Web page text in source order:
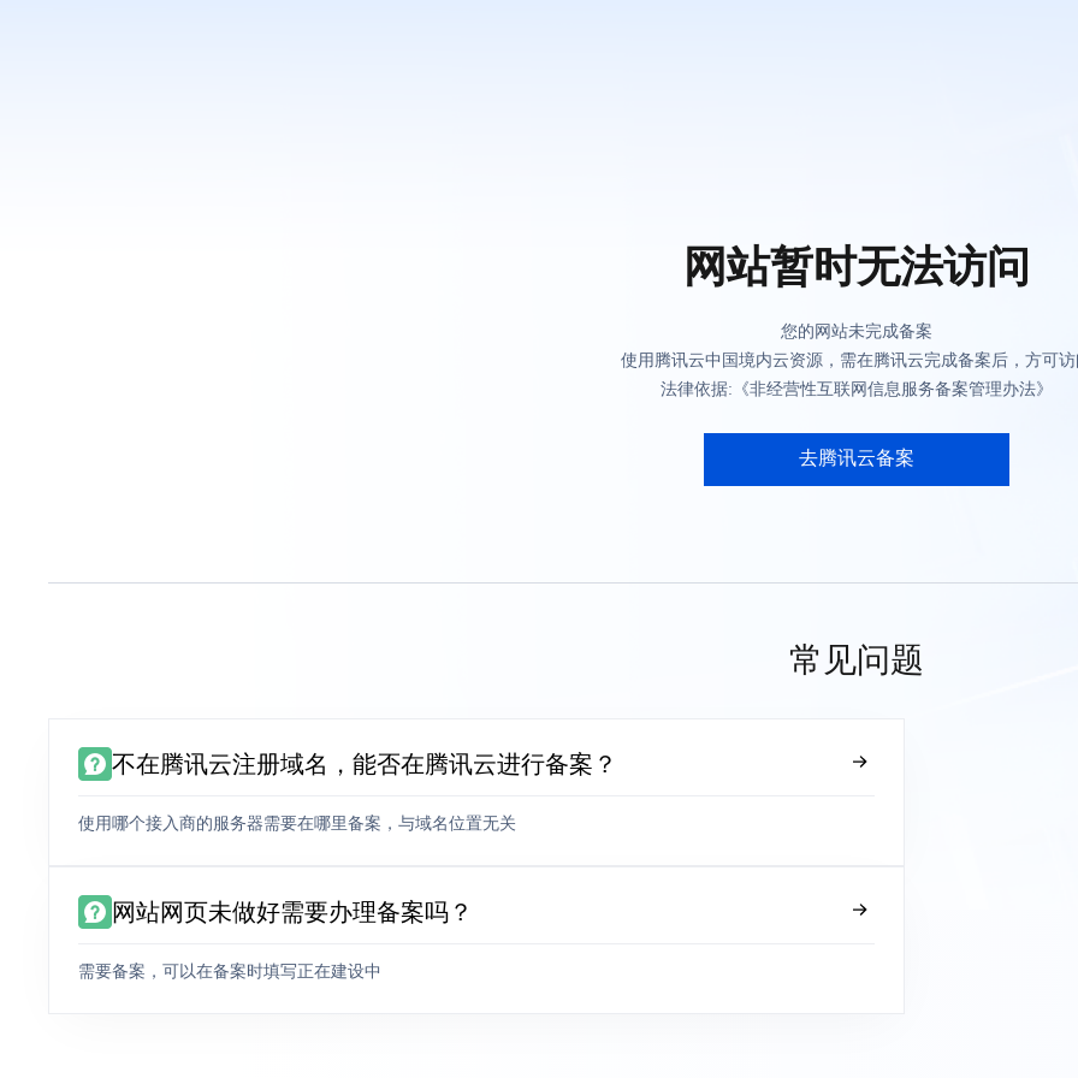
网站暂时无法访问
您的网站未完成备案
使用腾讯云中国境内云资源，需在腾讯云完成备案后，方可
法律依据:《非经营性互联网信息服务备案管理办法》
去腾讯云备案
常见问题
不在腾讯云注册域名，能否在腾讯云进行备案？
使用哪个接入商的服务器需要在哪里备案，与域名位置无关
网站网页未做好需要办理备案吗？
需要备案，可以在备案时填写正在建设中